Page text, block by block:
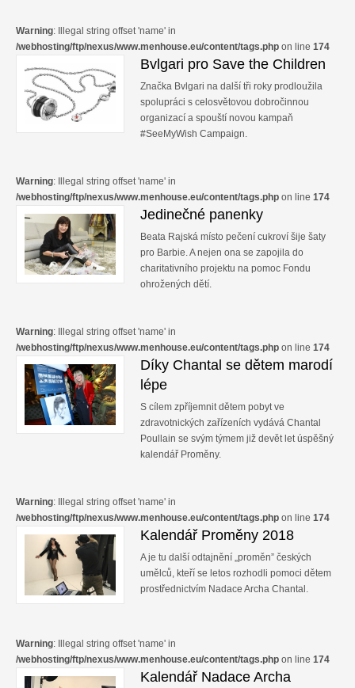
Warning: Illegal string offset 'name' in
/webhosting/ftp/nexus/www.menhouse.eu/content/tags.php on line 174
Bvlgari pro Save the Children
Značka Bvlgari na další tři roky prodloužila
spolupráci s celosvětovou dobročinnou
organizací a spouští novou kampaň
#SeeMyWish Campaign.
Warning: Illegal string offset 'name' in
/webhosting/ftp/nexus/www.menhouse.eu/content/tags.php on line 174
Jedinečné panenky
Beata Rajská místo pečení cukroví šije šaty
pro Barbie. A nejen ona se zapojila do
charitativního projektu na pomoc Fondu
ohrožených dětí.
Warning: Illegal string offset 'name' in
/webhosting/ftp/nexus/www.menhouse.eu/content/tags.php on line 174
Díky Chantal se dětem marodí
lépe
S cílem zpříjemnit dětem pobyt ve
zdravotnických zařízeních vydává Chantal
Poullain se svým týmem již devět let úspěšný
kalendář Proměny.
Warning: Illegal string offset 'name' in
/webhosting/ftp/nexus/www.menhouse.eu/content/tags.php on line 174
Kalendář Proměny 2018
A je tu další odtajnění „proměn” českých
umělců, kteří se letos rozhodli pomoci dětem
prostřednictvím Nadace Archa Chantal.
Warning: Illegal string offset 'name' in
/webhosting/ftp/nexus/www.menhouse.eu/content/tags.php on line 174
Kalendář Nadace Archa